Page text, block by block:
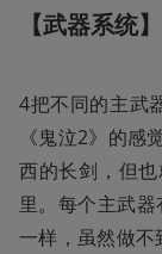
【武器系统】
4把不同的主武
《鬼泣2》的感
西的长剑，但
里。每个主武
一样，虽然做不